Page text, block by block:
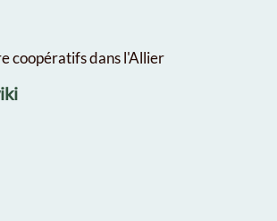
coopératifs dans l'Allier